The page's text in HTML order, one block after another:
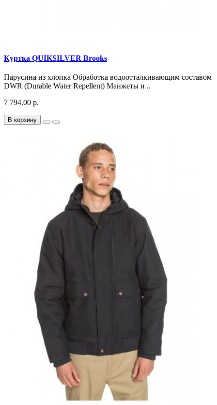
Куртка QUIKSILVER Brooks
Парусина из хлопка Обработка водоотталкивающим составом
DWR (Durable Water Repellent) Манжеты и ..
7 794.00 р.
В корзину